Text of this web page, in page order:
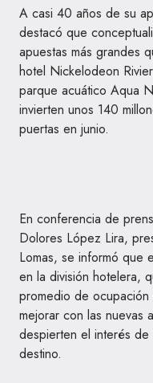
A casi 40 años de su
destacó que
apuestas más grandes
hotel Nickelodeon
parque acuático Aqua
invierten unos 140
puertas en junio.
En conferencia de
Dolores López Lira,
Lomas, se informó que
en la división hotelera,
promedio de
mejorar con las nuevas
despierten el interés
destino.